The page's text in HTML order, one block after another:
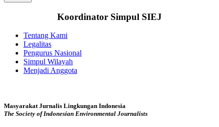
Koordinator Simpul SIEJ
Menu
second
Tentang Kami
Legalitas
Pengurus Nasional
Simpul Wilayah
Menjadi Anggota
Masyarakat Jurnalis Lingkungan Indonesia
The Society of Indonesian Environmental Journalists